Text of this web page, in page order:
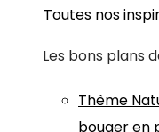
Toutes nos
Les bons plans
Thème
bouger en